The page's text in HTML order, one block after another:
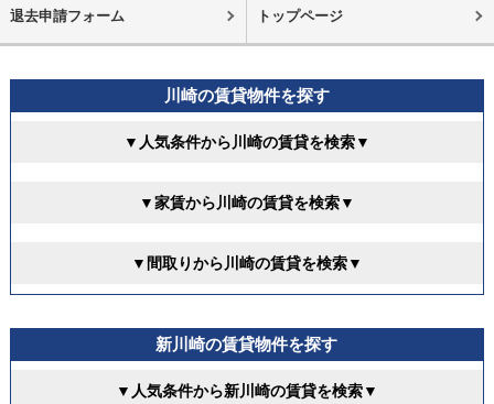
退去申請フォーム トップページ
川崎の賃貸物件を探す
▼人気条件から川崎の賃貸を検索▼
▼家賃から川崎の賃貸を検索▼
▼間取りから川崎の賃貸を検索▼
新川崎の賃貸物件を探す
▼人気条件から新川崎の賃貸を検索▼